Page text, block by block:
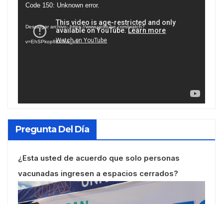
Reproductor
vídeo
Code 150: Unknown error.
Descargar archivo: https://www.youtube.com/watch?
v=EhSPkop8KPY&_=1
Pregunta Del Día
¿Esta usted de acuerdo que solo personas
vacunadas ingresen a espacios cerrados?